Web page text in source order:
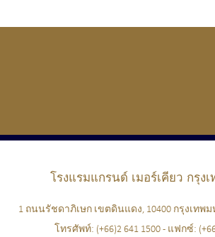
โรงแรมแกรนด์ เมอร์เคียว กรุง
1 ถนนรัชดาภิเษก เขตดินแดง, 10400 กรุงเทพ
โทรศัพท์: (+66)2 641 1500- แฟกซ์: